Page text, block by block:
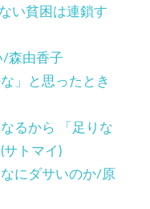
い貧困は連鎖す
森由香子
」と思ったとき
るから 「足りな
トマイ)
にダサいのか/原